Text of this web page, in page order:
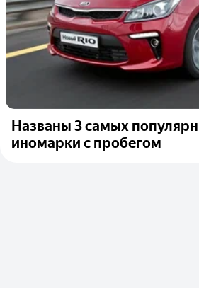
Названы 3 самых
иномарки с пробегом